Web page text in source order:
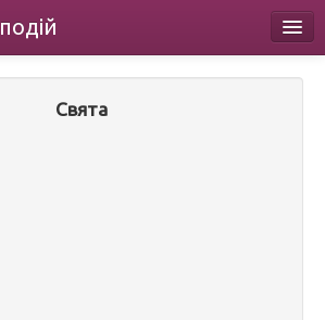
подій
Свята